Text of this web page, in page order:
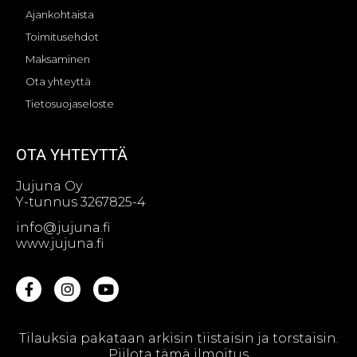
Tilauksia pakataan arkisin tiistaisin ja torstaisin.
Ajankohtaista
Toimitusehdot
Maksaminen
Ota yhteyttä
Tietosuojaseloste
OTA YHTEYTTÄ
Jujuna Oy
Y-tunnus 3267825-4
info@jujuna.fi
www.jujuna.fi
© Jujuna Oy || Web design bySivutaikuri Oy